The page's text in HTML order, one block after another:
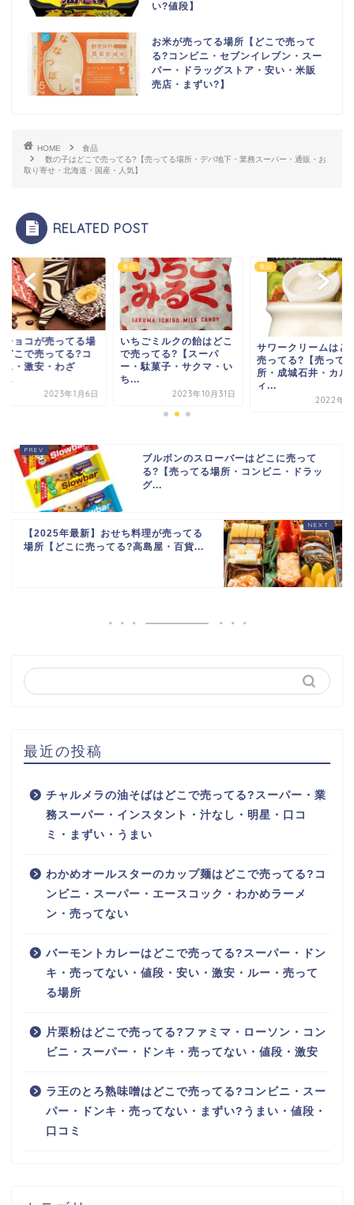
い?値段】
お米が売ってる場所【どこで売って
る?コンビニ・セブンイレブン・スー
パー・ドラッグストア・安い・米販
売店・まずい?】
HOME
食品
数の子はどこで売ってる?【売ってる場所・デパ地下・業務スーパー・通販・お
取り寄せ・北海道・国産・人気】
RELATED POST
チョコが売ってる場
どこで売ってる?コ
ニ・激安・わざ
...
2023年1月6日
食品
いちごミルクの飴はどこ
で売ってる?【スーパ
ー・駄菓子・サクマ・い
ち...
2023年10月31日
食品
サワークリームはど
売ってる?【売って
所・成城石井・カル
ィ...
2022年2
ブルボンのスローバーはどこに売って
る?【売ってる場所・コンビニ・ドラッ
グ...
【2025年最新】おせち料理が売ってる
場所【どこに売ってる?高島屋・百貨...
最近の投稿
チャルメラの油そばはどこで売ってる?スーパー・業
務スーパー・インスタント・汁なし・明星・口コ
ミ・まずい・うまい
わかめオールスターのカップ麺はどこで売ってる?コ
ンビニ・スーパー・エースコック・わかめラーメ
ン・売ってない
バーモントカレーはどこで売ってる?スーパー・ドン
キ・売ってない・値段・安い・激安・ルー・売って
る場所
片栗粉はどこで売ってる?ファミマ・ローソン・コン
ビニ・スーパー・ドンキ・売ってない・値段・激安
ラ王のとろ熟味噌はどこで売ってる?コンビニ・スー
パー・ドンキ・売ってない・まずい?うまい・値段・
口コミ